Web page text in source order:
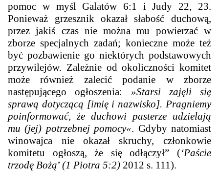
pomoc w myśl Galatów 6:1 i Judy 22, 23.
Ponieważ grzesznik okazał słabość duchową,
przez jakiś czas nie można mu powierzać w
zborze specjalnych zadań; konieczne może też
być pozbawienie go niektórych podstawowych
przywilejów. Zależnie od okoliczności komitet
może również zalecić podanie w zborze
następującego ogłoszenia: »Starsi zajęli się
sprawą dotyczącą [imię i nazwisko]. Pragniemy
poinformować, że duchowi pasterze udzielają
mu (jej) potrzebnej pomocy«. Gdyby natomiast
winowajca nie okazał skruchy, członkowie
komitetu ogłoszą, że się odłączył” (‘Paście
trzodę Bożą’(1 Piotra 5:2) 2012 s. 111).